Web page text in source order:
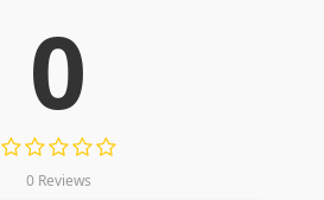
0
0 Reviews